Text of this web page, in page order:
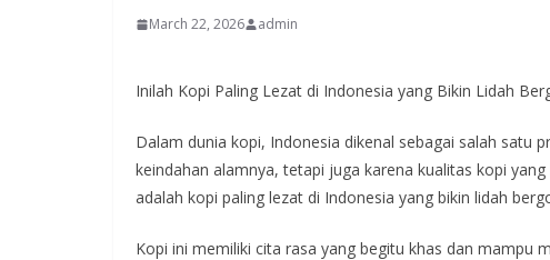
March 22, 2026 admin
Inilah Kopi Paling Lezat di Indonesia yang Bikin Lidah
Dalam dunia kopi, Indonesia dikenal sebagai salah satu
keindahan alamnya, tetapi juga karena kualitas kopi
adalah kopi paling lezat di Indonesia yang bikin lidah
Kopi ini memiliki cita rasa yang begitu khas dan mampu